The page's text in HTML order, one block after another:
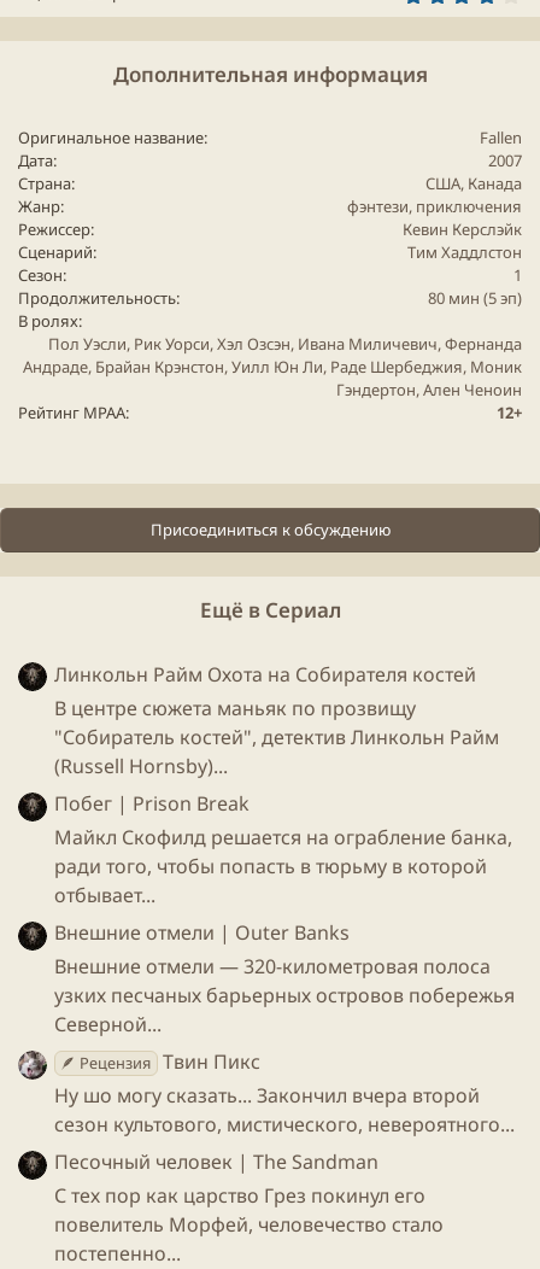
Дневниками Вампира тут он чуток не в форме, ну
вампир ему больше дается чем нифилим. А Хэл
Озсэн в роли Падшего ангела "Азазель" поднял
(для зрителей Дневников Вампира - это Дэйман в
двойне).
Для просмотра этого контента нам потребуется ваше
согласие на установку сторонних файлов cookie.
Более подробную информацию можно найти на нашей
странице файлов cookie
Принимать сторонние файлы Cookie
0
Дополнительная информация
Оригинальное название
Fallen
Дата
2007
Страна
США, Канада
Жанр
фэнтези, приключения
Режиссер
Кевин Керслэйк
Сценарий
Тим Хаддлстон
Сезон
1
Продолжительность
80 мин (5 эп)
В ролях
Пол Уэсли, Рик Уорси, Хэл Озсэн, Ивана Миличевич, Фернанда
Андраде, Брайан Крэнстон, Уилл Юн Ли, Раде Шербеджия, Моник
Гэндертон, Ален Ченоин
Рейтинг MPAA
12+
Присоединиться к обсуждению
Ещё в Сериал
Линкольн Райм Охота на Собирателя костей
В центре сюжета маньяк по прозвищу
"Собиратель костей", детектив Линкольн Райм
(Russell Hornsby)...
Побег | Prison Break
Майкл Скофилд решается на ограбление банка,
ради того, чтобы попасть в тюрьму в которой
отбывает...
Внешние отмели | Outer Banks
Внешние отмели — 320-километровая полоса
узких песчаных барьерных островов побережья
Северной...
🪶 Рецензия Твин Пикс
Ну шо могу сказать... Закончил вчера второй
сезон культового, мистического, невероятного...
Песочный человек | The Sandman
С тех пор как царство Грез покинул его
повелитель Морфей, человечество стало
постепенно...